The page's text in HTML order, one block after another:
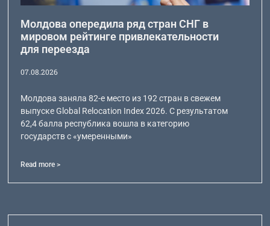
Молдова опередила ряд стран СНГ в
мировом рейтинге привлекательности
для переезда
07.08.2026
Молдова заняла 82-е место из 192 стран в свежем
выпуске Global Relocation Index 2026. С результатом
62,4 балла республика вошла в категорию
государств с «умеренными»
Read more >